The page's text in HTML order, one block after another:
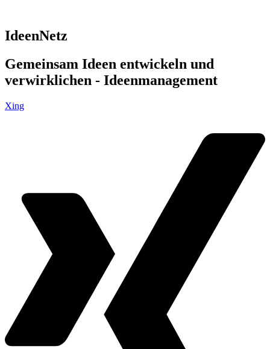
IdeenNetz
Gemeinsam Ideen entwickeln und
verwirklichen - Ideenmanagement
Xing